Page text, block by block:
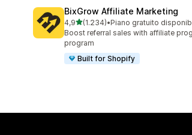
BixGrow Affiliate Marketing
4,9stelle su 5
(1.234)
1234 recensioni totali
•Piano gratuito
Boost referral sales with affiliate
program
Built for Shopify